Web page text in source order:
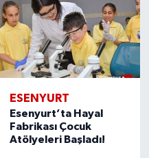
ESENYURT
Esenyurt’ta Hayal
Fabrikası Çocuk
Atölyeleri Başladı!